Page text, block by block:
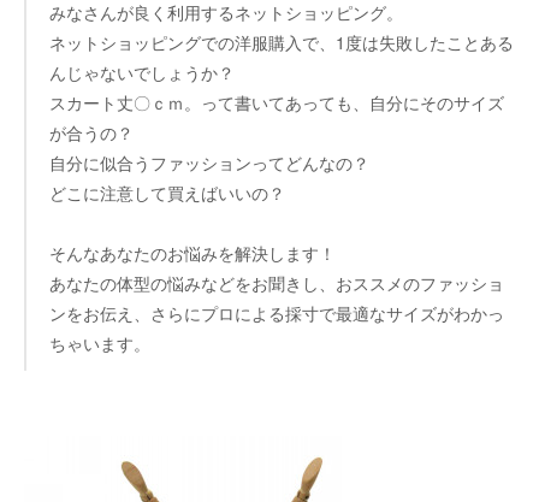
みなさんが良く利用するネットショッピング。
ネットショッピングでの洋服購入で、1度は失敗したことある
んじゃないでしょうか？
スカート丈〇ｃｍ。って書いてあっても、自分にそのサイズ
が合うの？
自分に似合うファッションってどんなの？
どこに注意して買えばいいの？
そんなあなたのお悩みを解決します！
あなたの体型の悩みなどをお聞きし、おススメのファッショ
ンをお伝え、さらにプロによる採寸で最適なサイズがわかっ
ちゃいます。